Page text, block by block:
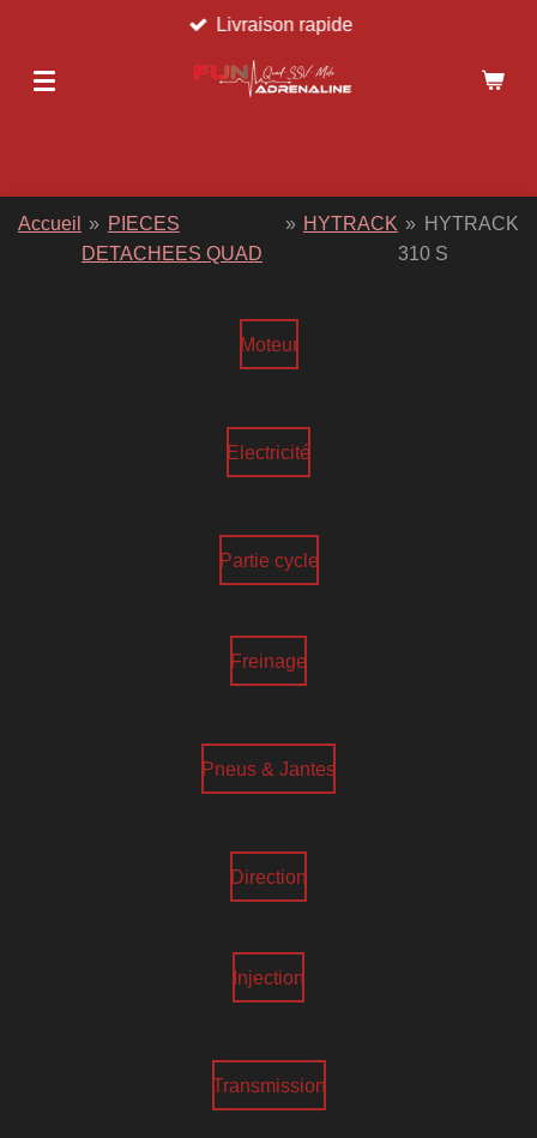
contenu
Livraison rapide
Accueil » PIECES
DETACHEES QUAD
» HYTRACK » HYTRACK
310 S
Moteur
Electricité
Partie cycle
Freinage
Pneus & Jantes
Direction
Injection
Transmission